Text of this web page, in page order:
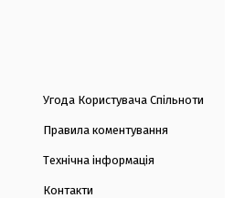
Угода Користувача Спільноти
Правила коментування
Технічна інформація
Контакти